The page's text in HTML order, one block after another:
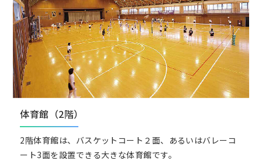
体育館（2階）
2階体育館は、バスケットコート２面、あるいはバレーコ
ート3面を設置できる大きな体育館です。